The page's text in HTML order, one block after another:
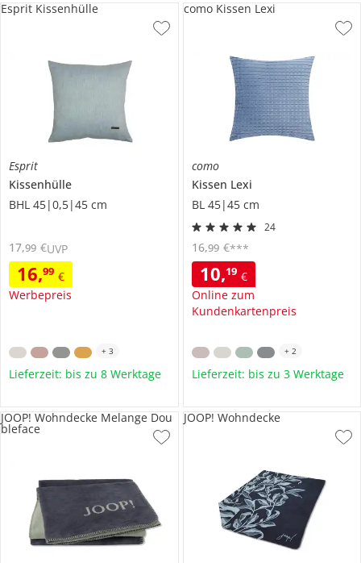
Esprit
Kissenhülle
BHL 45|0,5|45 cm
16,99 €
Werbepreis
17,99 €UVP
Esprit Kissenhülle
+ 3
Lieferzeit: bis zu 8 Werktage
como
Kissen Lexi
BL 45|45 cm
24
10,19 €
Online zum
Kundenkartenpreis
16,99 €***
como Kissen Lexi
+ 2
Lieferzeit: bis zu 3 Werktage
JOOP! Wohndecke Melange Dou
bleface
JOOP! Wohndecke